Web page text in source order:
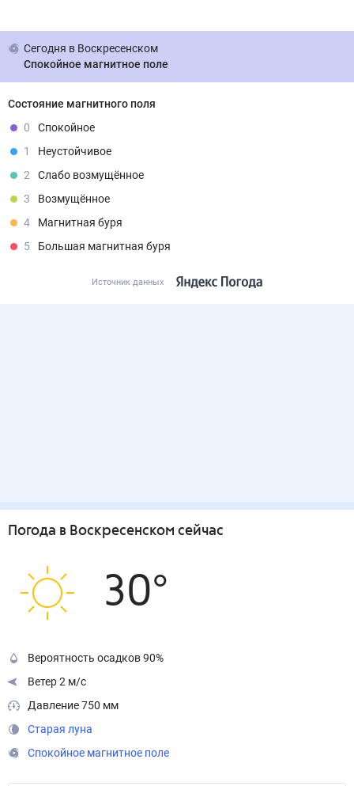
Сегодня в Воскресенском
Спокойное магнитное поле
Состояние магнитного поля
0
Спокойное
1
Неустойчивое
2
Слабо возмущённое
3
Возмущённое
4
Магнитная буря
5
Большая магнитная буря
Источник данных
Погода в Воскресенском сейчас
30°
Вероятность осадков 90%
Ветер 2 м/с
Давление 750 мм
Старая луна
Спокойное магнитное поле